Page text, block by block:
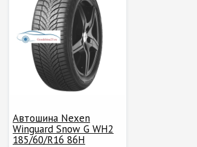
Автошина Nexen
Winguard Snow G WH2
185/60/R16 86H